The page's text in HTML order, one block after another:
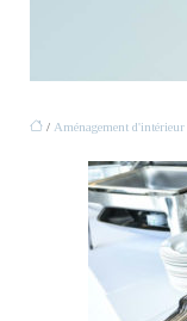
/ Aménagement d'intérieur